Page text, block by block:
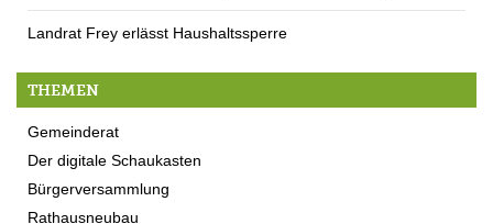
Landrat Frey erlässt Haushaltssperre
THEMEN
Gemeinderat
Der digitale Schaukasten
Bürgerversammlung
Rathausneubau